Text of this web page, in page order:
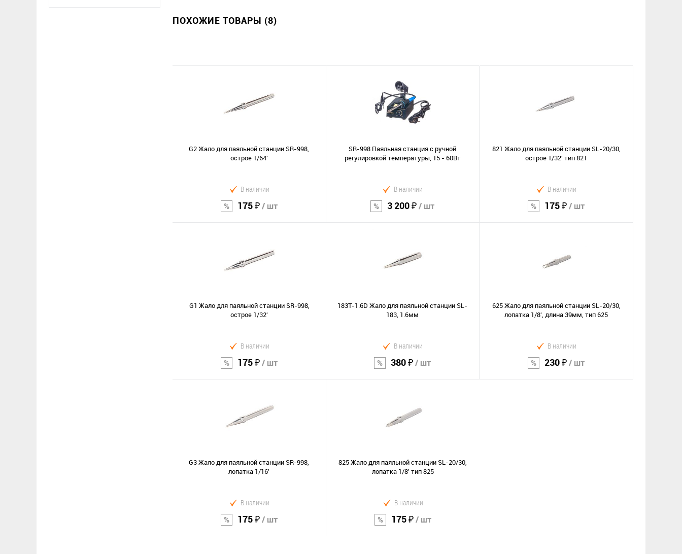
ПОХОЖИЕ ТОВАРЫ (8)
G2 Жало для паяльной станции SR-998,
острое 1/64'
В наличии
175 ₽/ шт
SR-998 Паяльная станция с ручной
регулировкой температуры, 15 - 60Вт
В наличии
3 200 ₽/ шт
821 Жало для паяльной станции SL-20/30,
острое 1/32' тип 821
В наличии
175 ₽/ шт
G1 Жало для паяльной станции SR-998,
острое 1/32'
В наличии
175 ₽/ шт
В корзину
183T-1.6D Жало для паяльной станции SL-
183, 1.6мм
В наличии
380 ₽/ шт
В корзину
625 Жало для паяльной станции SL-20/30,
лопатка 1/8', длина 39мм, тип 625
В наличии
230 ₽/ шт
G3 Жало для паяльной станции SR-998,
лопатка 1/16'
В наличии
175 ₽/ шт
825 Жало для паяльной станции SL-20/30,
лопатка 1/8' тип 825
В наличии
175 ₽/ шт